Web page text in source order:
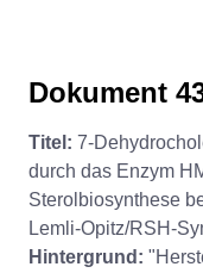
Dokument
Titel: 7-
durch das Enzym
Sterolbiosynthese
Lemli-Opitz/RSH-
Hintergrund: